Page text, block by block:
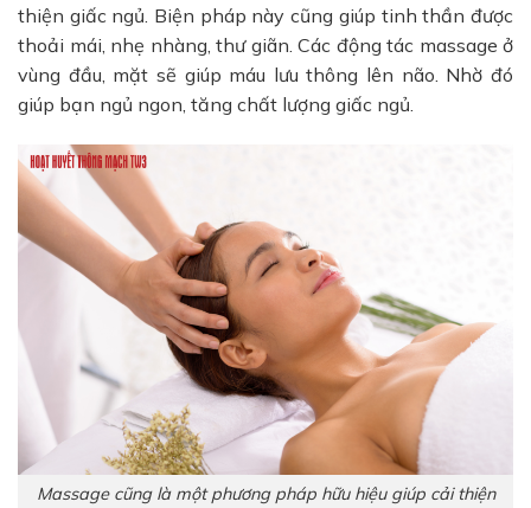
thiện giấc ngủ. Biện pháp này cũng giúp tinh thần được
thoải mái, nhẹ nhàng, thư giãn. Các động tác massage ở
vùng đầu, mặt sẽ giúp máu lưu thông lên não. Nhờ đó
giúp bạn ngủ ngon, tăng chất lượng giấc ngủ.
Massage cũng là một phương pháp hữu hiệu giúp cải thiện